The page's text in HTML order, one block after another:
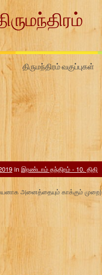
திருமந்திரம் வகுப்புகள்
in இரண்டாம் தந்திரம் - 10. திதி
அனைத்தையும் காக்கும் முறை)